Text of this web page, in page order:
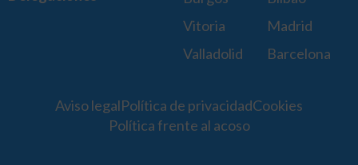
Vitoria
Valladolid
Madrid
Barcelona
Aviso legalPolítica de privacidadCookies
Política frente al acoso